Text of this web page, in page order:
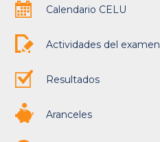
Calendario CELU
Actividades del examen
Resultados
Aranceles